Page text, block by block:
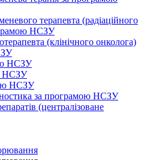
терапевта (радіаційного
НСЗУ
(клінічного онколога)
НСЗУ
НСЗУ
НСЗУ
за програмою НСЗУ
(централізоване